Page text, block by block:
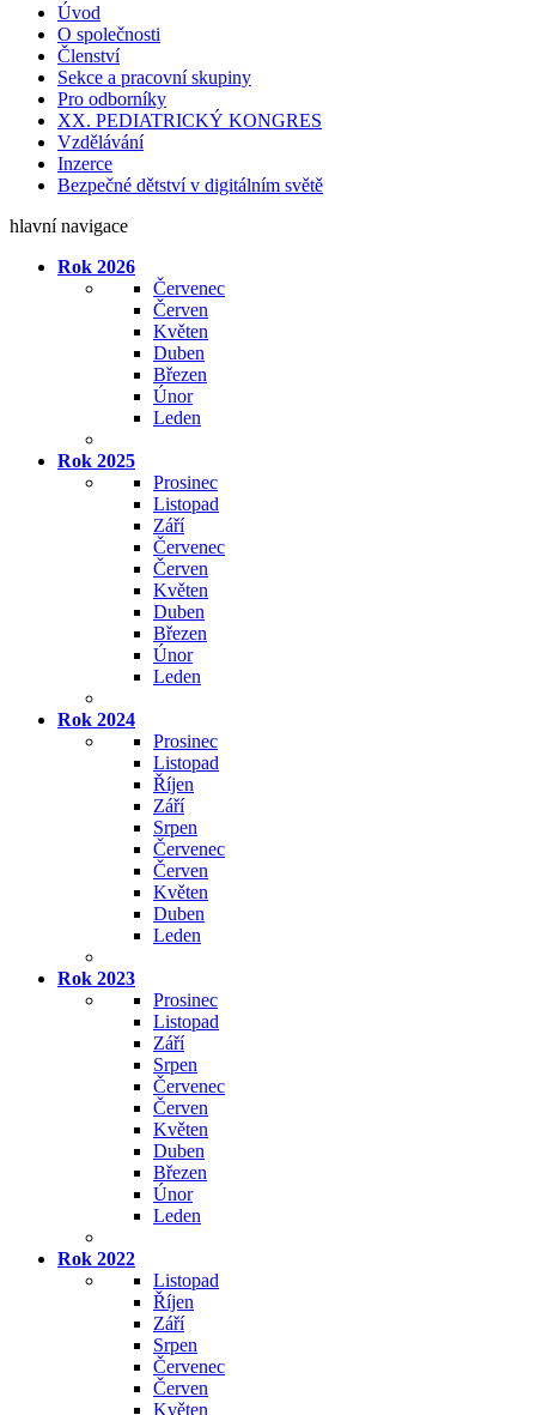
Úvod
O společnosti
Členství
Sekce a pracovní skupiny
Pro odborníky
XX. PEDIATRICKÝ KONGRES
Vzdělávání
Inzerce
Bezpečné dětství v digitálním světě
hlavní navigace
Rok 2026
Červenec
Červen
Květen
Duben
Březen
Únor
Leden
Rok 2025
Prosinec
Listopad
Září
Červenec
Červen
Květen
Duben
Březen
Únor
Leden
Rok 2024
Prosinec
Listopad
Říjen
Září
Srpen
Červenec
Červen
Květen
Duben
Leden
Rok 2023
Prosinec
Listopad
Září
Srpen
Červenec
Červen
Květen
Duben
Březen
Únor
Leden
Rok 2022
Listopad
Říjen
Září
Srpen
Červenec
Červen
Květen